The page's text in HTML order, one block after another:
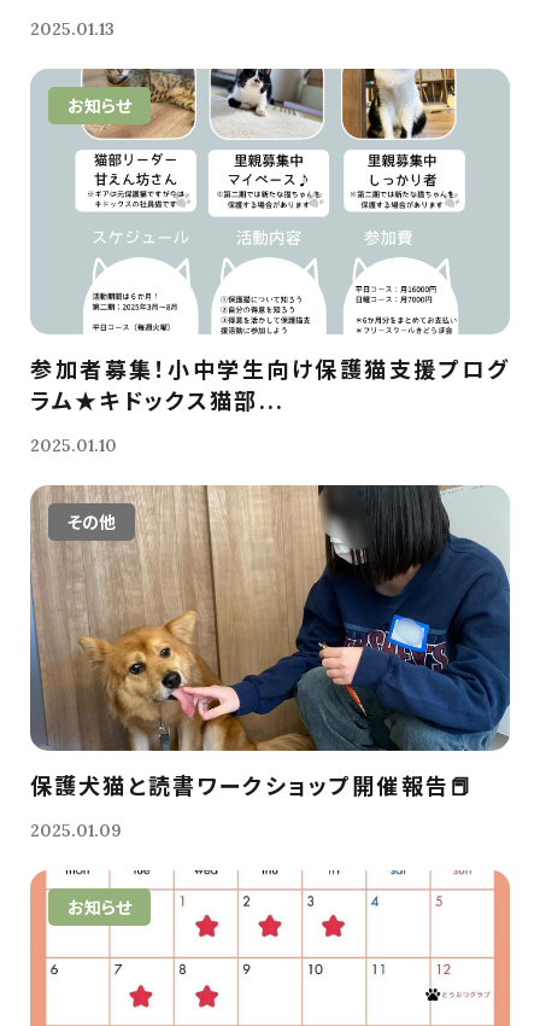
2025.01.13
お知らせ
参加者募集！小中学生向け保護猫支援プログ
ラム★キドックス猫部...
2025.01.10
その他
保護犬猫と読書ワークショップ開催報告📕
2025.01.09
お知らせ